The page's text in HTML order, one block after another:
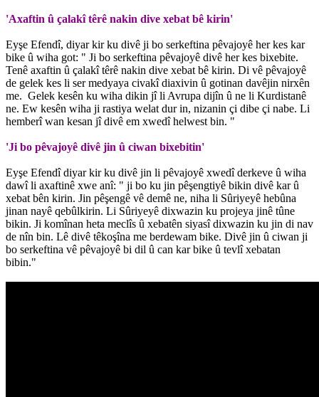
'Axaftin û çalakî têrê nakin dive xebat bê kirin'
Eyşe Efendî, diyar kir ku divê ji bo serkeftina pêvajoyê her kes kar
bike û wiha got: " Ji bo serkeftina pêvajoyê divê her kes bixebite.
Tenê axaftin û çalakî têrê nakin dive xebat bê kirin. Di vê pêvajoyê
de gelek kes li ser medyaya civakî diaxivin û gotinan davêjin nirxên
me. Gelek kesên ku wiha dikin jî li Avrupa dijîn û ne li Kurdistanê
ne. Ew kesên wiha ji rastiya welat dur in, nizanin çi dibe çi nabe. Li
hemberî wan kesan jî divê em xwedî helwest bin. "
'Ji bo pêvajoyê divê jin û ciwan bixebitin'
Eyşe Efendî diyar kir ku divê jin li pêvajoyê xwedî derkeve û wiha
dawî li axaftinê xwe anî: " ji bo ku jin pêşengtiyê bikin divê kar û
xebat bên kirin. Jin pêşengê vê demê ne, niha li Sûriyeyê hebûna
jinan nayê qebûlkirin. Li Sûriyeyê dixwazin ku projeya jinê tûne
bikin. Ji komînan heta meclîs û xebatên siyasî dixwazin ku jin di nav
de nîn bin. Lê divê têkoşîna me berdewam bike. Divê jin û ciwan ji
bo serkeftina vê pêvajoyê bi dil û can kar bike û tevlî xebatan
bibin."